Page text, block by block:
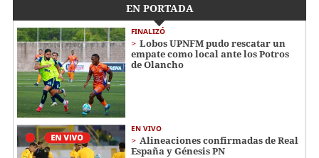
EN PORTADA
FINALIZÓ
Lobos UPNFM pudo rescatar un
empate como local ante los Potros
de Olancho
EN VIVO
Alineaciones confirmadas de Real
España y Génesis PN